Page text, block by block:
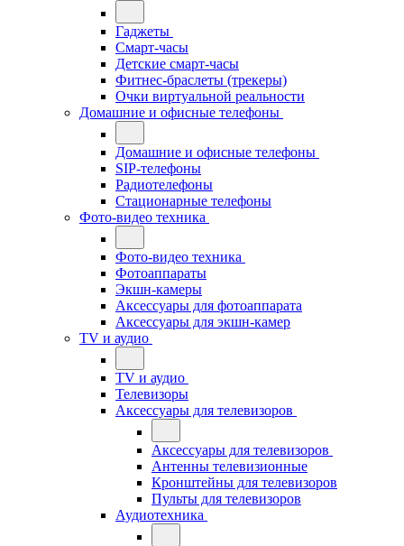
Гаджеты
Смарт-часы
Детские смарт-часы
Фитнес-браслеты (трекеры)
Очки виртуальной реальности
Домашние и офисные телефоны
Домашние и офисные телефоны
SIP-телефоны
Радиотелефоны
Стационарные телефоны
Фото-видео техника
Фото-видео техника
Фотоаппараты
Экшн-камеры
Аксессуары для фотоаппарата
Аксессуары для экшн-камер
TV и аудио
TV и аудио
Телевизоры
Аксессуары для телевизоров
Аксессуары для телевизоров
Антенны телевизионные
Кронштейны для телевизоров
Пульты для телевизоров
Аудиотехника